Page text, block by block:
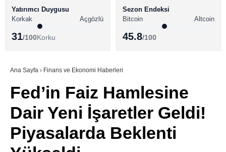
Youtube
TikTok
BİTCOİN HABERLERİ
ALTCOİN HABERLERİ
SÖZLÜK
Yatırımcı Duygusu
Korkak
Açgözlü
31/100Korku
Sezon Endeksi
Bitcoin
Altcoin
45.8/100
Ana Sayfa › Finans ve Ekonomi Haberleri
Fed’in Faiz Hamlesine
Dair Yeni İşaretler Geldi!
Piyasalarda Beklenti